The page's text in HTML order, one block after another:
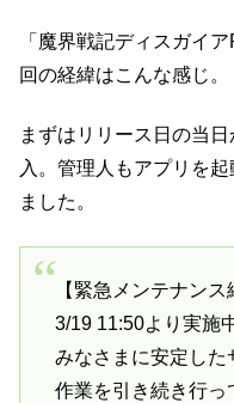
「魔界戦記ディスガイ
回の経緯はこんな感じ。
まずはリリース日の当
入。管理人もアプリを
ました。
【緊急メンテナンス
3/19 11:50より実施
みなさまに安定した
作業を引き続き行っ